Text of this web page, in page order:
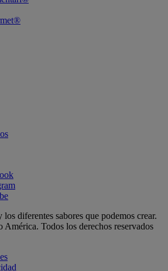
diferentes sabores que podemos crear.
Todos los derechos reservados